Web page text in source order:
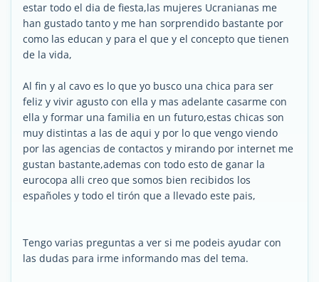
estar todo el dia de fiesta,las mujeres Ucranianas me
han gustado tanto y me han sorprendido bastante por
como las educan y para el que y el concepto que tienen
de la vida,
Al fin y al cavo es lo que yo busco una chica para ser
feliz y vivir agusto con ella y mas adelante casarme con
ella y formar una familia en un futuro,estas chicas son
muy distintas a las de aqui y por lo que vengo viendo
por las agencias de contactos y mirando por internet me
gustan bastante,ademas con todo esto de ganar la
eurocopa alli creo que somos bien recibidos los
españoles y todo el tirón que a llevado este pais,
Tengo varias preguntas a ver si me podeis ayudar con
las dudas para irme informando mas del tema.